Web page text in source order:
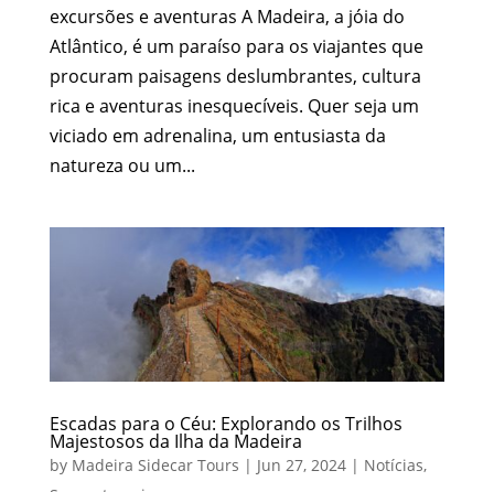
excursões e aventuras A Madeira, a jóia do
Atlântico, é um paraíso para os viajantes que
procuram paisagens deslumbrantes, cultura
rica e aventuras inesquecíveis. Quer seja um
viciado em adrenalina, um entusiasta da
natureza ou um...
Escadas para o Céu: Explorando os Trilhos
Majestosos da Ilha da Madeira
by Madeira Sidecar Tours | Jun 27, 2024| Notícias,